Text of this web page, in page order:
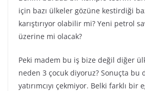
için bazı ülkeler gözüne kestirdiği
karıştırıyor olabilir mi? Yeni petrol
üzerine mi olacak?
Peki madem bu iş bize değil diğer
neden 3 çocuk diyoruz? Sonuçta bu
yatırımcıyı çekmiyor. Belki farklı bir